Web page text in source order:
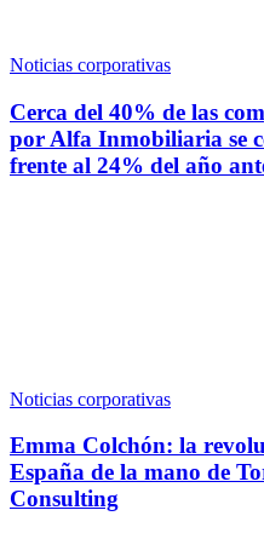
Noticias corporativas
Cerca del 40% de las
por Alfa Inmobiliaria se
frente al 24% del año
Noticias corporativas
Emma Colchón: la
España de la mano de
Consulting